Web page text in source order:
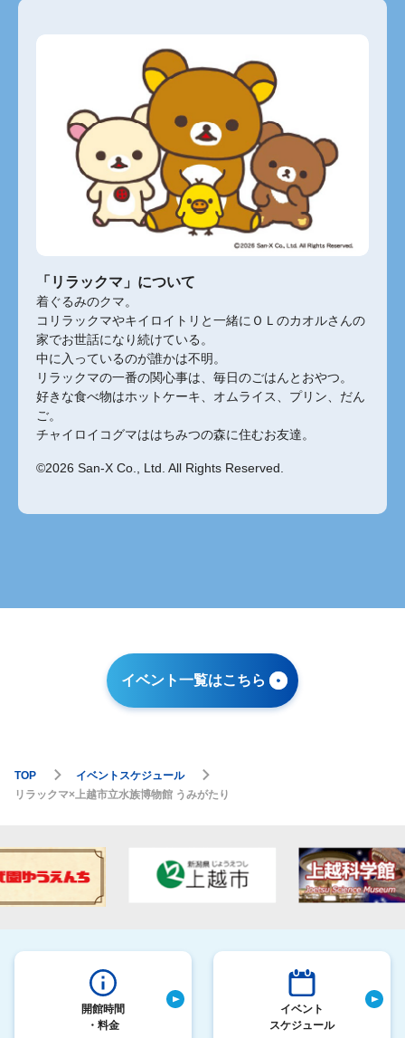
「リラックマ」について
着ぐるみのクマ。
コリラックマやキイロイトリと一緒にＯＬのカオルさんの
家でお世話になり続けている。
中に入っているのが誰かは不明。
リラックマの一番の関心事は、毎日のごはんとおやつ。
好きな食べ物はホットケーキ、オムライス、プリン、だん
ご。
チャイロイコグマははちみつの森に住むお友達。
©2026 San-X Co., Ltd. All Rights Reserved.
イベント一覧はこちら
TOP
イベントスケジュール
リラックマ×上越市立水族博物館 うみがたり
開館時間
・料金
イベント
スケジュール